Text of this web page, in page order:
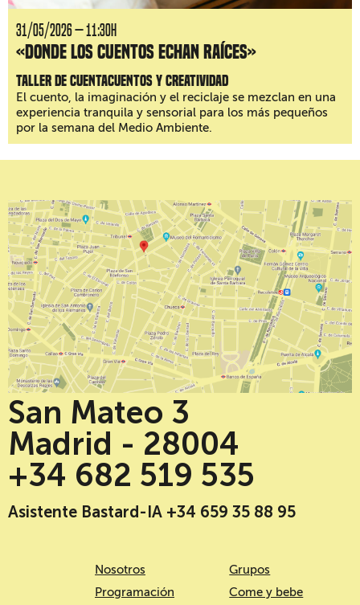
31/05/2026 — 11:30H
«Donde los cuentos echan raíces»
Taller de cuentacuentos y creatividad
El cuento, la imaginación y el reciclaje se mezclan en una
experiencia tranquila y sensorial para los más pequeños
por la semana del Medio Ambiente.
San Mateo 3
Madrid - 28004
+34 682 519 535
Asistente Bastard-IA +34 659 35 88 95
Nosotros
Programación
Grupos
Come y bebe